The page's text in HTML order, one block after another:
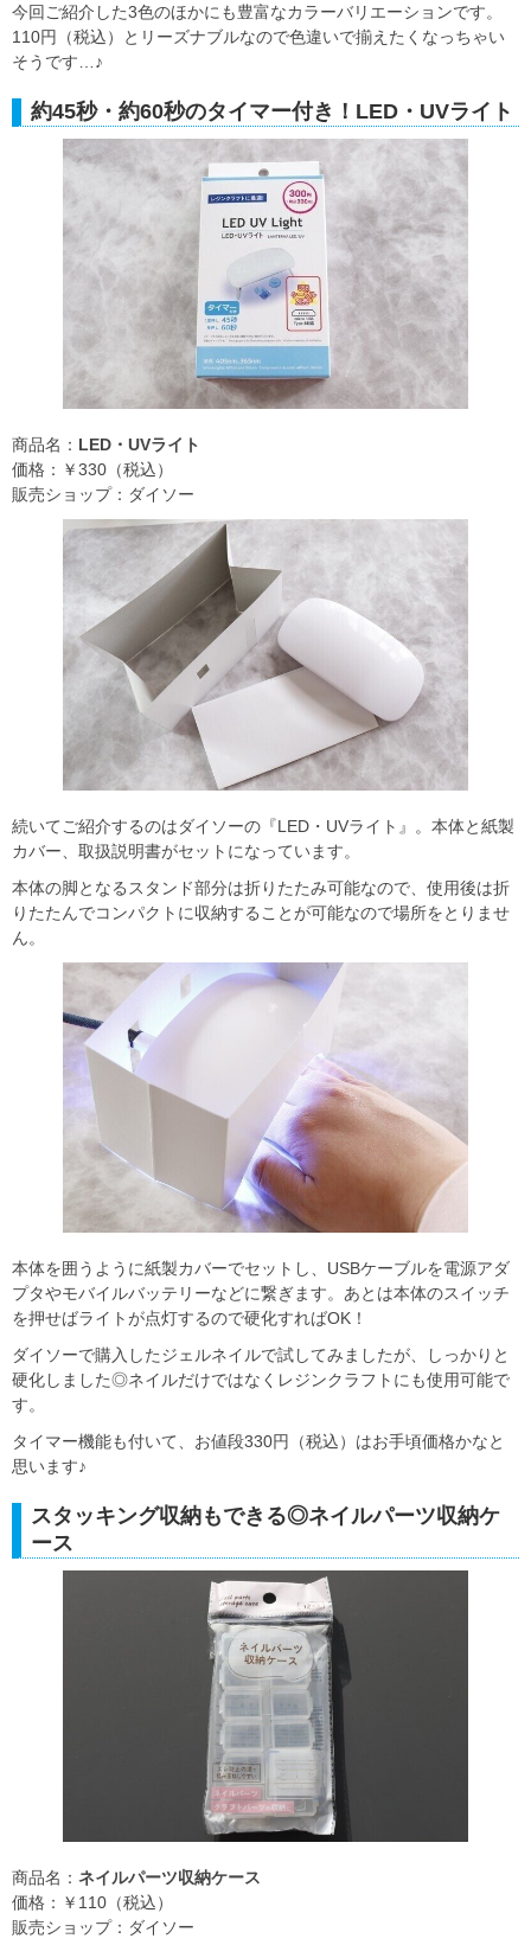
今回ご紹介した3色のほかにも豊富なカラーバリエーションです。
110円（税込）とリーズナブルなので色違いで揃えたくなっちゃい
そうです…♪
約45秒・約60秒のタイマー付き！LED・UVライト
商品名： LED・UVライト
価格：￥330（税込）
販売ショップ：ダイソー
続いてご紹介するのはダイソーの『LED・UVライト』。本体と紙製
カバー、取扱説明書がセットになっています。
本体の脚となるスタンド部分は折りたたみ可能なので、使用後は折
りたたんでコンパクトに収納することが可能なので場所をとりませ
ん。
本体を囲うように紙製カバーでセットし、USBケーブルを電源アダ
プタやモバイルバッテリーなどに繋ぎます。あとは本体のスイッチ
を押せばライトが点灯するので硬化すればOK！
ダイソーで購入したジェルネイルで試してみましたが、しっかりと
硬化しました◎ネイルだけではなくレジンクラフトにも使用可能で
す。
タイマー機能も付いて、お値段330円（税込）はお手頃価格かなと
思います♪
スタッキング収納もできる◎ネイルパーツ収納ケ
ース
商品名： ネイルパーツ収納ケース
価格：￥110（税込）
販売ショップ：ダイソー